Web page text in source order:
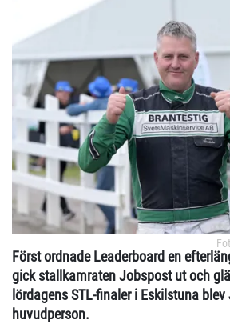
Först ordnade Leaderboard en
gick stallkamraten Jobspost ut och
lördagens STL-finaler i Eskilstuna
huvudperson.